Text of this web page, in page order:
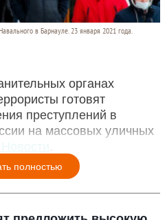
в Барнауле. 23 января 2021 года.
органах
готовят
преступлений в
на массовых уличных
полностью